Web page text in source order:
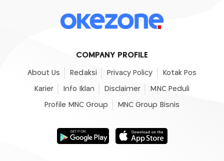
COMPANY PROFILE
About Us Redaksi Privacy Policy Kotak Pos
Karier Info Iklan Disclaimer MNC Peduli
Profile MNC Group MNC Group Bisnis